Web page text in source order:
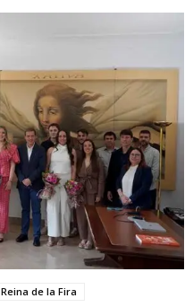
Reina de la Fira